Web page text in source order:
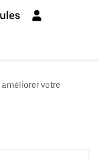
améliorer votre